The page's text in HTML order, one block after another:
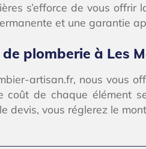
s’efforce de vous
et une garantie
plomberie à Les
artisan.fr, nous vous
de chaque élément
devis, vous réglerez le